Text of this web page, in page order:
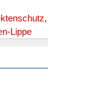
,
Lippe